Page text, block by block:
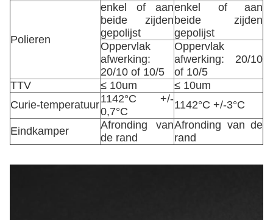
Polieren
enkel of aan
beide zijden
gepolijst
enkel of aan
beide zijden
gepolijst
Oppervlak
afwerking:
20/10 of 10/5
Oppervlak
afwerking: 20/10
of 10/5
TTV
≤ 10um
≤ 10um
Curie-temperatuur1142°C +/-
0,7°C
1142°C +/-3°C
Eindkamper
Afronding van
de rand
Afronding van de
rand